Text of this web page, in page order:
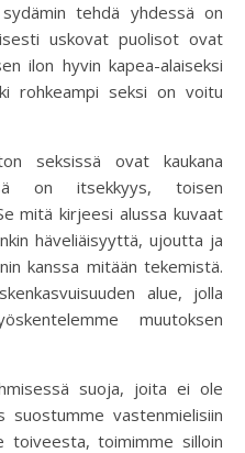
tehdä yhdessä on
uskovat puolisot ovat
ilon hyvin kapea-alaiseksi
rohkeampi seksi on voitu
seksissä ovat kaukana
on itsekkyys, toisen
mitä kirjeesi alussa kuvaat
häveliäisyyttä, ujoutta ja
kanssa mitään tekemistä.
alue, jolla
muutoksen
suoja, joita ei ole
suostumme vastenmielisiin
toiveesta, toimimme silloin